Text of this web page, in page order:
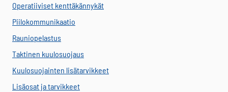
Operatiiviset kenttäkännykät
Piilokommunikaatio
Rauniopelastus
Taktinen kuulosuojaus
Kuulosuojainten lisätarvikkeet
Lisäosat ja tarvikkeet